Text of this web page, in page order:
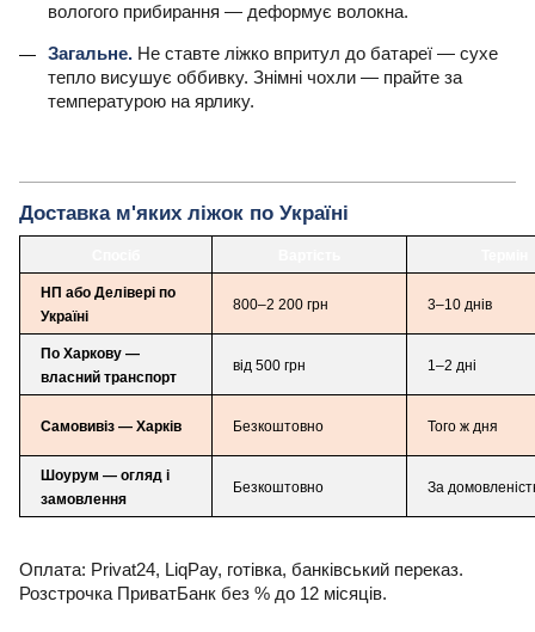
вологого прибирання — деформує волокна.
Загальне. Не ставте ліжко впритул до батареї — сухе
тепло висушує оббивку. Знімні чохли — прайте за
температурою на ярлику.
Доставка м'яких ліжок по Україні
НП або Делівері по
Україні
800–2 200 грн 3–10 днів
По Харкову —
власний транспорт
від 500 грн 1–2 дні
Самовивіз — Харків Безкоштовно Того ж дня
Шоурум — огляд і
замовлення
Безкоштовно За
Оплата: Privat24, LiqPay, готівка, банківський переказ.
Розстрочка ПриватБанк без % до 12 місяців.